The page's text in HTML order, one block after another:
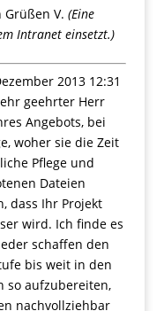
V. (Eine
Intranet einsetzt.)
2013 12:31
geehrter Herr
Angebots, bei
woher sie die Zeit
Pflege und
Dateien
dass Ihr Projekt
wird. Ich finde es
schaffen den
bis weit in den
so aufzubereiten,
nachvollziehbar